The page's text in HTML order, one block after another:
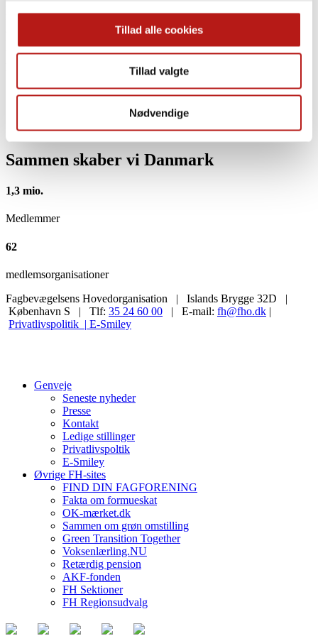
Tillad alle cookies
Tillad valgte
Nødvendige
fleksjobbere med 2/3 løntilskud. Fleksjobberne, som er ansat med
2/3 tilskud, vil blive hårdere ramt af regeringen forslag end
består af løntilskud. I 2009 havde omkring 75 pct. af fleksjobberne
Relaterede emner
Notat
Sammen skaber vi Danmark
1,3 mio.
Medlemmer
62
medlemsorganisationer
Fagbevægelsens Hovedorganisation | Islands Brygge 32D |
København S | Tlf: 35 24 60 00 | E-mail: fh@fho.dk |
Privatlivspolitik | E-Smiley
Genveje
Seneste nyheder
Presse
Kontakt
Ledige stillinger
Privatlivspoltik
E-Smiley
Øvrige FH-sites
FIND DIN FAGFORENING
Fakta om formueskat
OK-mærket.dk
Sammen om grøn omstilling
Green Transition Together
Voksenlærling.NU
Retærdig pension
AKF-fonden
FH Sektioner
FH Regionsudvalg